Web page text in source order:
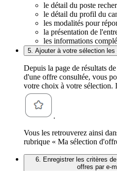
le détail du poste
le détail du profil du
les modalités pour
la présentation de
les informations
5. Ajouter à votre sélection
Depuis la page de résultats
d'une offre consultée, vous
votre choix à votre
.
Vous les retrouverez ainsi
rubrique « Ma sélection
6. Enregistrer les critères
offres par e-